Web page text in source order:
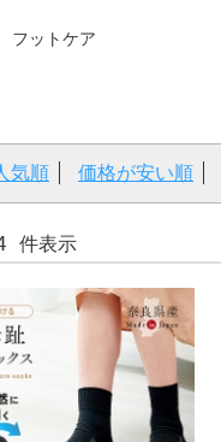
フットケア
気順 価格が安い順
件表示